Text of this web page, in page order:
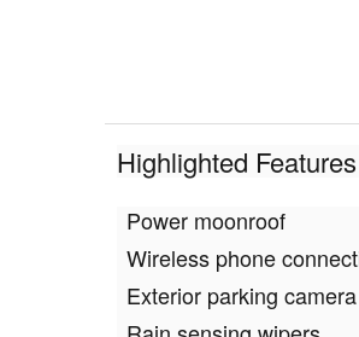
Highlighted Features
Power moonroof
Wireless phone
Exterior parking